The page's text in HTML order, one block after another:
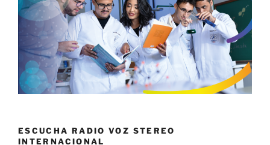
ESCUCHA RADIO VOZ STEREO
INTERNACIONAL